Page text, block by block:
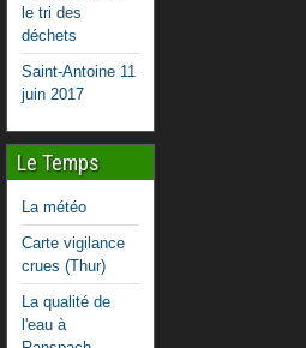
le tri des
déchets
Saint-Antoine 11
juin 2017
Le Temps
La météo
Carte vigilance
crues (Thur)
La qualité de
l'eau à